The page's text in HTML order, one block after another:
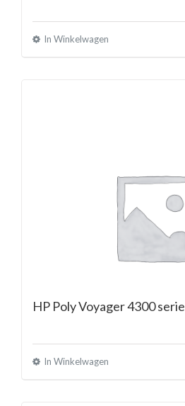
In Winkelwagen
HP Poly Voyager 4300 serie
In Winkelwagen